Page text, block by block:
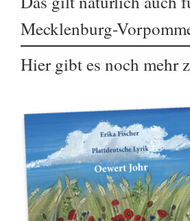
Mecklenburg-
Hier gibt es noch mehr